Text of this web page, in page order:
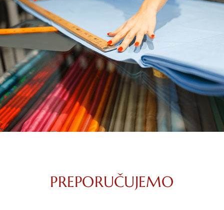
PREPORUČUJEMO